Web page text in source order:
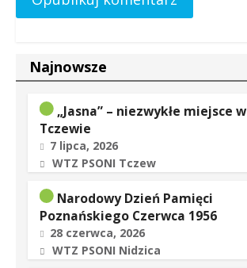
Najnowsze
„Jasna” – niezwykłe miejsce w
Tczewie
7 lipca, 2026
WTZ PSONI Tczew
Narodowy Dzień Pamięci
Poznańskiego Czerwca 1956
28 czerwca, 2026
WTZ PSONI Nidzica